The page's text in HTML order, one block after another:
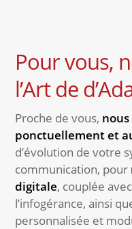
Pour vous,
l’Art de
Proche de vous,
ponctuellement et
d’évolution de votre
communication, pour
digitale, couplée
l’infogérance, ainsi
personnalisée et